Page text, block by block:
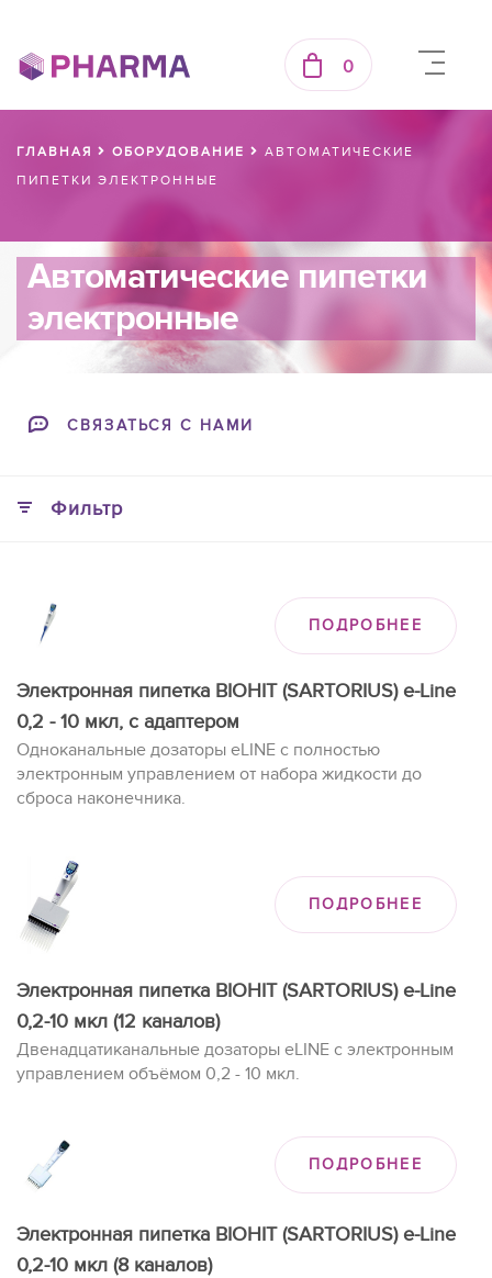
0
ГЛАВНАЯ ОБОРУДОВАНИЕ
АВТОМАТИЧЕСКИЕ
ПИПЕТКИ ЭЛЕКТРОННЫЕ
Автоматические пипетки
электронные
СВЯЗАТЬСЯ С НАМИ
Фильтр
ПОДРОБНЕЕ
Электронная пипетка BIOHIT (SARTORIUS) e-Line
0,2 - 10 мкл, с адаптером
Одноканальные дозаторы eLINE с полностью
электронным управлением от набора жидкости до
сброса наконечника.
ПОДРОБНЕЕ
Электронная пипетка BIOHIT (SARTORIUS) e-Line
0,2-10 мкл (12 каналов)
Двенадцатиканальные дозаторы eLINE с электронным
управлением объёмом 0,2 - 10 мкл.
ПОДРОБНЕЕ
Электронная пипетка BIOHIT (SARTORIUS) e-Line
0,2-10 мкл (8 каналов)